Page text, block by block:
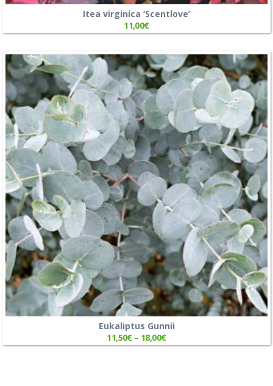
Itea virginica ‘Scentlove’
11,00€
Eukaliptus Gunnii
11,50€– 18,00€